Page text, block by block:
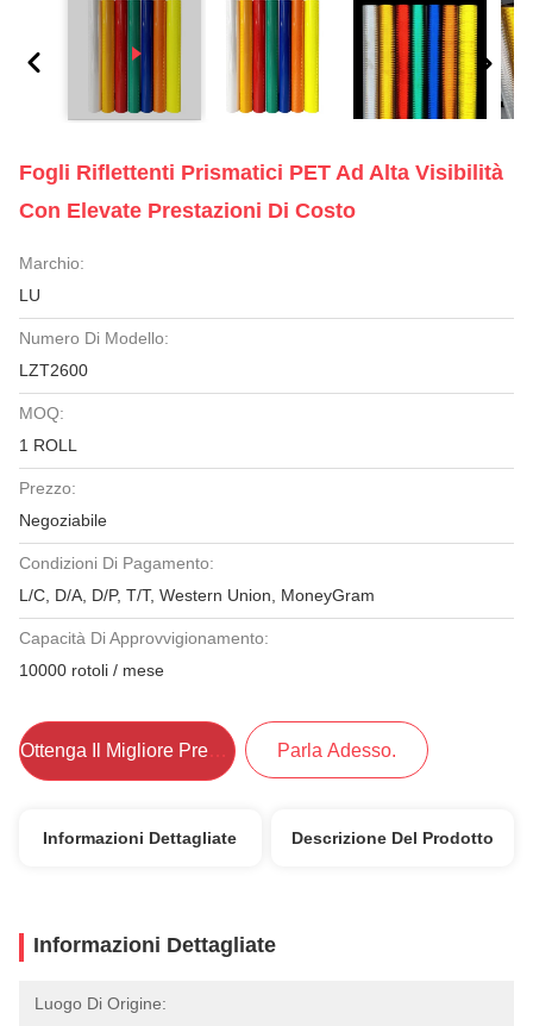
Fogli Riflettenti Prismatici PET Ad Alta Visibilità
Con Elevate Prestazioni Di Costo
Marchio:
LU
Numero Di Modello:
LZT2600
MOQ:
1 ROLL
Prezzo:
Negoziabile
Condizioni Di Pagamento:
L/C, D/A, D/P, T/T, Western Union, MoneyGram
Capacità Di Approvvigionamento:
10000 rotoli / mese
Ottenga Il Migliore Prezzo Parla Adesso.
Informazioni Dettagliate Descrizione Del Prodotto
Informazioni Dettagliate
Luogo Di Origine: